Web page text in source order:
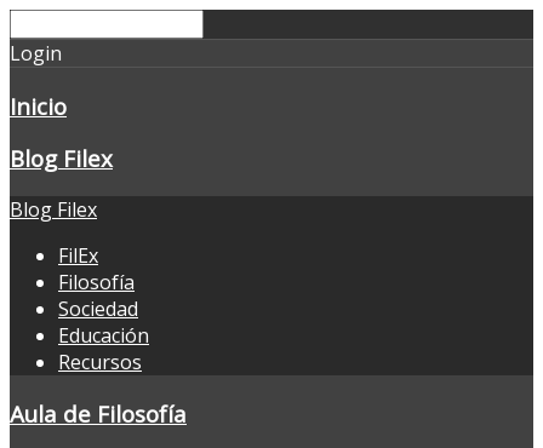
Login
Inicio
Blog Filex
Blog Filex
FilEx
Filosofía
Sociedad
Educación
Recursos
Aula de Filosofía